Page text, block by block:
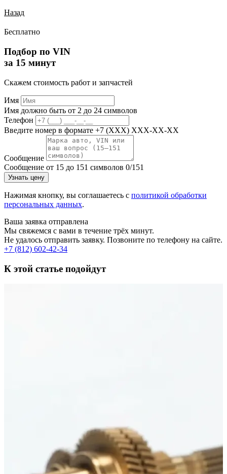
Назад
Бесплатно
Подбор по VIN
за 15 минут
Скажем стоимость работ и запчастей
Имя
Имя должно быть от 2 до 24 символов
Телефон
Введите номер в формате +7 (XXX) XXX-XX-XX
Сообщение
Сообщение от 15 до 151 символов 0/151
Узнать цену
Нажимая кнопку, вы соглашаетесь с политикой обработки
персональных данных.
Ваша заявка отправлена
Мы свяжемся с вами в течение трёх минут.
Не удалось отправить заявку. Позвоните по телефону на сайте.
+7 (812) 602-42-34
К этой статье подойдут